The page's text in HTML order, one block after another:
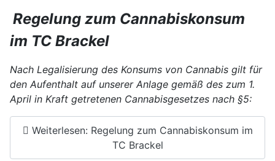
Regelung zum Cannabiskonsum
im TC Brackel
Nach Legalisierung des Konsums von Cannabis gilt für
den Aufenthalt auf unserer Anlage gemäß des zum 1.
April in Kraft getretenen Cannabisgesetzes nach §5:
Weiterlesen: Regelung zum Cannabiskonsum im
TC Brackel